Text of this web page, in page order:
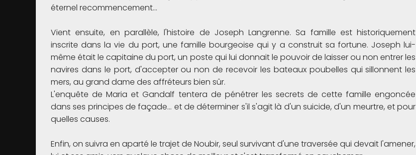
éternel recommencement…
Vient ensuite, en parallèle, l'histoire de Joseph Langrenne. Sa famille est historiquement
inscrite dans la vie du port, une famille bourgeoise qui y a construit sa fortune. Joseph lui-
même était le capitaine du port, un poste qui lui donnait le pouvoir de laisser ou non entrer les
navires dans le port, d'accepter ou non de recevoir les bateaux poubelles qui sillonnent les
mers, au grand dame des affréteurs bien sûr.
L'enquête de Maria et Gandalf tentera de pénétrer les secrets de cette famille engoncée
dans ses principes de façade… et de déterminer s'il s'agit là d'un suicide, d'un meurtre, et pour
quelles causes.
Enfin, on suivra en aparté le trajet de Noubir, seul survivant d'une traversée qui devait l'amener,